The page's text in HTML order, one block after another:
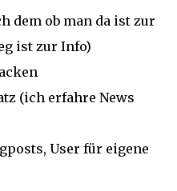
dem ob man da ist zur
ist zur Info)
(ich erfahre News
User für eigene